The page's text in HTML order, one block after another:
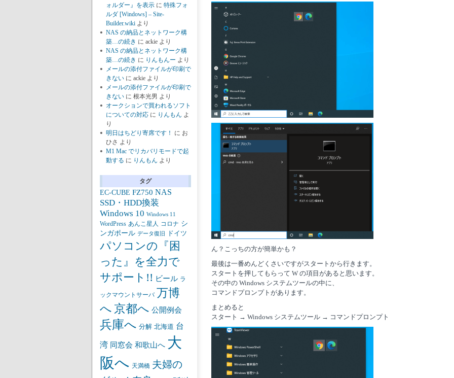
ォルダー』を表示 に 特殊フォ
ルダ [Windows] – Site-
Builder.wiki より
NAS の納品とネットワーク構
築…の続き に ackie より
NAS の納品とネットワーク構
築…の続き に りんもんー より
メールの添付ファイルが印刷で
きない に ackie より
メールの添付ファイルが印刷で
きない に 根本光男 より
オークションで買われるソフト
についての対応 に りんもん よ
り
明日はちどり寄席です！
に お
ひさ より
M1 Mac でリカバリモードで起
動する に りんもん より
タグ
EC-CUBE FZ750 NAS
SSD・HDD換装
Windows 10 Windows 11
WordPress あんこ星人 コロナ シ
ンガポール データ復旧 ドイツ
パソコンの『困
った』を全力で
サポート!! ビール ラ
ックマウントサーバ 万博
へ 京都へ 公開例会
兵庫へ 分解 北海道 台
湾 同窓会 和歌山へ 大
阪へ 天満橋 夫婦の
ん？こっちの方が簡単かも？
最後は一番めんどくさいですがスタートから行きます。
スタートを押してもらって W の項目があると思います。
その中の Windows システムツールの中に、
コマンドプロンプトがあります。
まとめると
スタート → Windows システムツール → コマンドプロンプト